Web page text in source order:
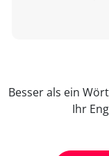
Besser als ein
Ihr